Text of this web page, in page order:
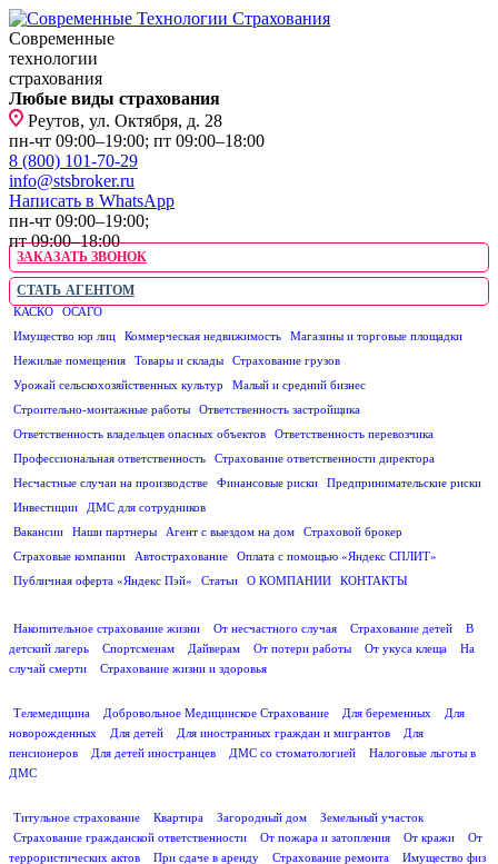
Современные
технологии
страхования
Любые виды страхования
Реутов, ул. Октября, д. 28
пн-чт 09:00–19:00; пт 09:00–18:00
8 (800) 101-70-29
info@stsbroker.ru
Написать в WhatsApp
пн-чт 09:00–19:00;
пт 09:00–18:00
ЗАКАЗАТЬ ЗВОНОК
СТАТЬ АГЕНТОМ
КАСКО ОСАГО
Имущество юр лиц
Коммерческая недвижимость
Магазины и торговые площадки
Нежилые помещения
Товары и склады
Страхование грузов
Урожай сельскохозяйственных культур
Малый и средний бизнес
Строительно-монтажные работы
Ответственность застройщика
Ответственность владельцев опасных объектов
Ответственность перевозчика
Профессиональная ответственность
Страхование ответственности директора
Несчастные случаи на производстве
Финансовые риски
Предпринимательские риски
Инвестиции
ДМС для сотрудников
Вакансии
Наши партнеры Агент с выездом на дом
Страховой брокер
Страховые компании
Автострахование
Оплата с помощью «Яндекс СПЛИТ»
Публичная оферта «Яндекс Пэй»
Статьи О КОМПАНИИ
КОНТАКТЫ
Накопительное страхование жизни
От несчастного случая Страхование детей
В
детский лагерь
Спортсменам Дайверам От потери работы От укуса клеща
На
случай смерти
Страхование жизни и здоровья
Телемедицина
Добровольное Медицинское Страхование Для беременных
Для
новорожденных
Для детей Для иностранных граждан и мигрантов
Для
пенсионеров
Для детей иностранцев ДМС со стоматологией
Налоговые льготы в
ДМС
Титульное страхование
Квартира Загородный дом
Земельный участок
Страхование гражданской ответственности
От пожара и затопления От кражи
От
террористических актов
При сдаче в аренду Страхование ремонта
Имущество физ